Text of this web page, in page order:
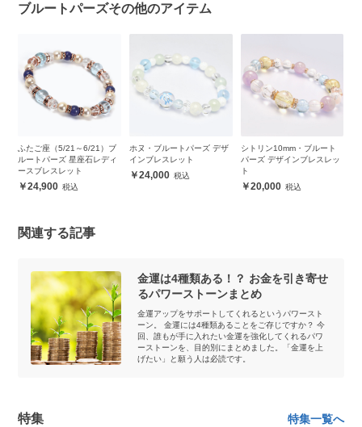
ブルートパーズその他のアイテム
ふたご座（5/21～6/21）ブ
ルートパーズ 星座石レディ
ースブレスレット
24,900
ホヌ・ブルートパーズ デザ
インブレスレット
24,000
シトリン10mm・ブルート
パーズ デザインブレスレッ
ト
20,000
関連する記事
金運は4種類ある！？ お金を引き寄せ
るパワーストーンまとめ
金運アップをサポートしてくれるというパワースト
ーン。 金運には4種類あることをご存じですか？ 今
回、誰もが手に入れたい金運を強化してくれるパワ
ーストーンを、目的別にまとめました。「金運を上
げたい」と願う人は必読です。
特集 特集一覧へ